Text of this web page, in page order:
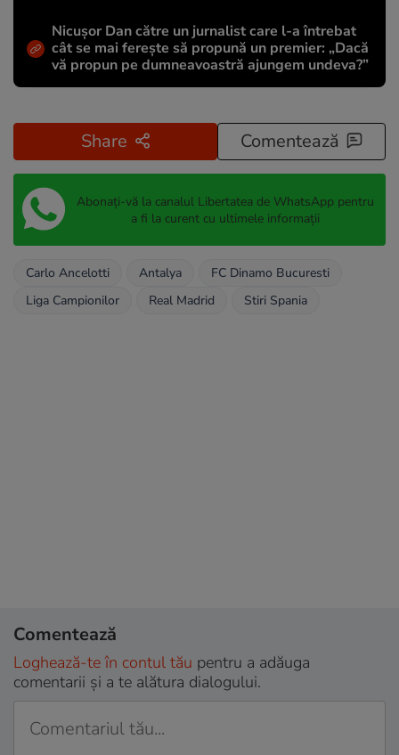
Nicușor Dan către un jurnalist care l-a întrebat
cât se mai ferește să propună un premier: „Dacă
vă propun pe dumneavoastră ajungem undeva?”
Share Comentează
Abonați-vă la canalul Libertatea de WhatsApp pentru
a fi la curent cu ultimele informații
Carlo Ancelotti Antalya
FC Dinamo Bucuresti
Liga Campionilor
Real Madrid Stiri Spania
Comentează
Loghează-te în contul tău pentru a adăuga
comentarii și a te alătura dialogului.